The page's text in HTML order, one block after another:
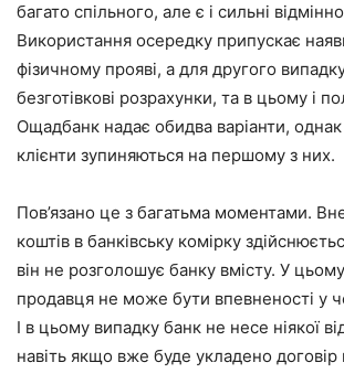
багато спільного, але є і сильні
Використання осередку припускає
фізичному прояві, а для другого
безготівкові розрахунки, та в цьому і
Ощадбанк надає обидва варіанти,
клієнти зупиняються на першому з них.
Пов’язано це з багатьма моментами.
коштів в банківську комірку
він не розголошує банку вмісту. У
продавця не може бути впевненості у
І в цьому випадку банк не несе ніякої
навіть якщо вже буде укладено договір